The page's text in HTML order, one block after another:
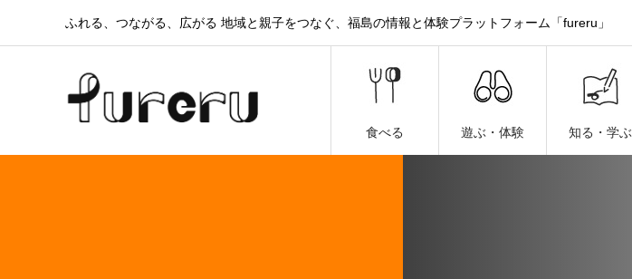
ふれる、つながる、広がる 地域と親子をつなぐ、福島の情報と体験プラットフォーム「fureru」
食べる 遊ぶ・体験 知る・学ぶ